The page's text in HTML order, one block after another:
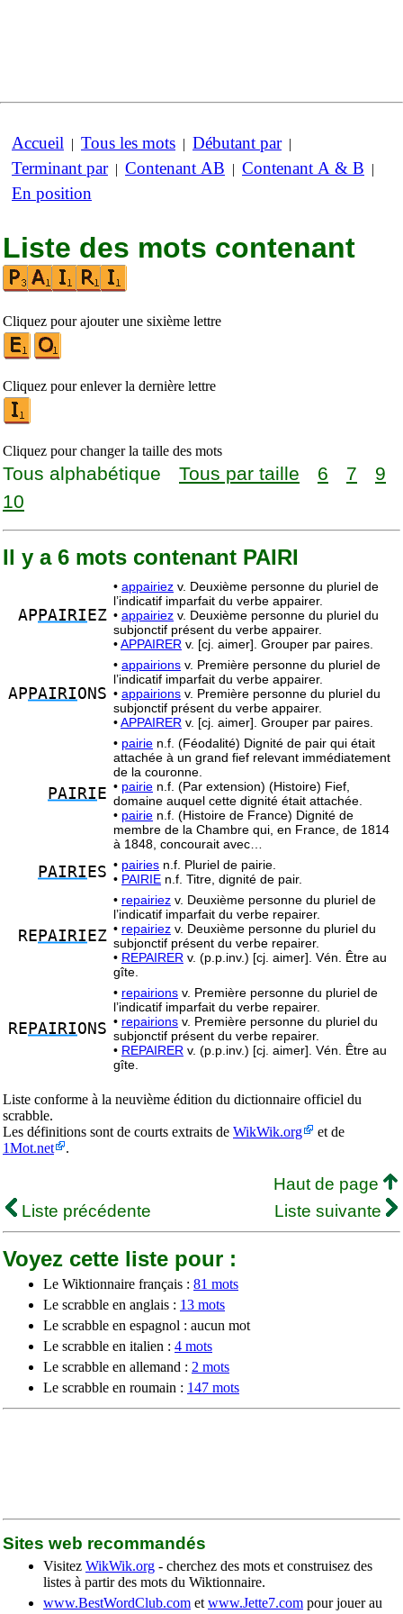
Accueil | Tous les mots | Débutant par|
Terminant par| Contenant AB | Contenant A & B |
En position
Liste des mots contenant
Cliquez pour ajouter une sixième lettre
Cliquez pour enlever la dernière lettre
Cliquez pour changer la taille des mots
Tous alphabétique Tous par taille 6 7
9
10
Il y a 6 mots contenant PAIRI
AP PAIRI EZ
• appairiez v. Deuxième personne du pluriel de
l’indicatif imparfait du verbe appairer.
• appairiez v. Deuxième personne du pluriel du
subjonctif présent du verbe appairer.
•APPAIRER v. [cj. aimer]. Grouper par paires.
AP PAIRIONS
• appairions v. Première personne du pluriel de
l’indicatif imparfait du verbe appairer.
• appairions v. Première personne du pluriel du
subjonctif présent du verbe appairer.
•APPAIRER v. [cj. aimer]. Grouper par paires.
PAIRI E
• pairie n.f. (Féodalité) Dignité de pair qui était
attachée à un grand fief relevant immédiatement
de la couronne.
• pairie n.f. (Par extension) (Histoire) Fief,
domaine auquel cette dignité était attachée.
• pairie n.f. (Histoire de France) Dignité de
membre de la Chambre qui, en France, de 1814
à 1848, concourait avec…
PAIRI ES • pairies n.f. Pluriel de pairie.
• PAIRIE n.f. Titre, dignité de pair.
RE PAIRI EZ
• repairiez v. Deuxième personne du pluriel de
l’indicatif imparfait du verbe repairer.
• repairiez v. Deuxième personne du pluriel du
subjonctif présent du verbe repairer.
• REPAIRER v. (p.p.inv.) [cj. aimer]. Vén. Être au
gîte.
RE PAIRIONS
• repairions v. Première personne du pluriel de
l’indicatif imparfait du verbe repairer.
• repairions v. Première personne du pluriel du
subjonctif présent du verbe repairer.
• REPAIRER v. (p.p.inv.) [cj. aimer]. Vén. Être au
gîte.
Liste conforme à la neuvième édition du dictionnaire officiel du
scrabble.
Les définitions sont de courts extraits de WikWik.org
et de
1Mot.net
.
Haut de page
Liste précédente
Liste suivante
Voyez cette liste pour :
Le Wiktionnaire français : 81 mots
Le scrabble en anglais : 13 mots
Le scrabble en espagnol : aucun mot
Le scrabble en italien : 4 mots
Le scrabble en allemand : 2 mots
Le scrabble en roumain : 147 mots
Sites web recommandés
Visitez WikWik.org - cherchez des mots et construisez des
listes à partir des mots du Wiktionnaire.
www.BestWordClub.com et www.Jette7.com pour jouer au